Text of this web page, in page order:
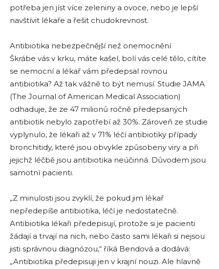
potřeba jen jíst více zeleniny a ovoce, nebo je lepší
navštívit lékaře a řešit chudokrevnost.
Antibiotika nebezpečnější než onemocnění
Škrábe vás v krku, máte kašel, bolí vás celé tělo, cítíte
se nemocní a lékař vám předepsal rovnou
antibiotika? Až tak vážně to být nemusí. Studie JAMA
(The Journal of American Medical Association)
odhaduje, že ze 47 milionů ročně předepsaných
antibiotik nebylo zapotřebí až 30%. Zároveň ze studie
vyplynulo, že lékaři až v 71% léčí antibiotiky případy
bronchitidy, které jsou obvykle způsobeny viry a při
jejichž léčbě jsou antibiotika neúčinná. Důvodem jsou
samotní pacienti.
„Z minulosti jsou zvyklí, že pokud jim lékař
nepředepíše antibiotika, léčí je nedostatečně.
Antibiotika lékaři předepisují, protože si je pacienti
žádají a trvají na nich, nebo často sami lékaři si nejsou
jisti správnou diagnózou,“ říká Bendová a dodává:
„Antibiotika předepisuji jen v krajní nouzi. Ale hlavně